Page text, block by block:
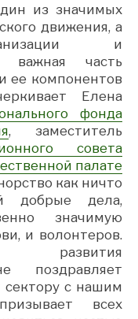
из значимых
движения, а
и
важная часть
ее компонентов
Елена
фонда
, заместитель
совета
палате
как ничто
добрые дела,
значимую
и волонтеров.
развития
поздравляет
сектору с нашим
всех